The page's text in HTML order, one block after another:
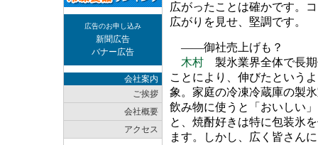
広告のお申し込み
新聞広告
バナー広告
会社案内
ご挨拶
会社概要
アクセス
広がったことは確かです。
広がりを見せ、堅調です。
――御社売上げも？
木村 製氷業界全体で長期
ことにより、伸びたという
象。家庭の冷凍冷蔵庫の製
飲み物に使うと「おいしい
と、焼酎好きは特に包装氷
ます。しかし、広く皆さん